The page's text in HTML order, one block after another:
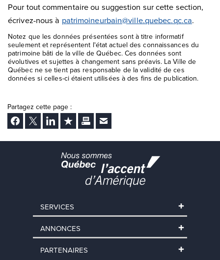
Pour tout commentaire ou suggestion sur cette section,
écrivez-nous à patrimoineurbain@ville.quebec.qc.ca.
Notez que les données présentées sont à titre informatif
seulement et représentent l'état actuel des connaissances du
patrimoine bâti de la ville de Québec. Ces données sont
évolutives et sujettes à changement sans préavis. La Ville de
Québec ne se tient pas responsable de la validité de ces
données si celles-ci étaient utilisées à des fins de publication.
Partagez cette page :
Facebook
Twitter LinkedInAjouter aux favoris
ImprimerEnvoyer Ã un ami
SERVICES
ANNONCES
PARTENAIRES